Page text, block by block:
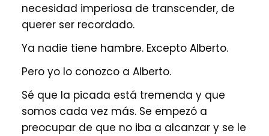
necesidad imperiosa de transcender, de
querer ser recordado.
Ya nadie tiene hambre. Excepto Alberto.
Pero yo lo conozco a Alberto.
Sé que la picada está tremenda y que
somos cada vez más. Se empezó a
preocupar de que no iba a alcanzar y se le